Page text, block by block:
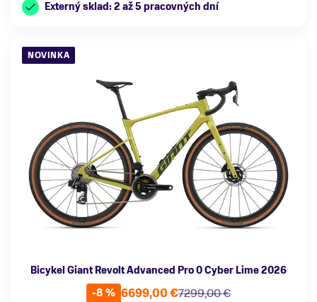
Externý sklad: 2 až 5 pracovných dní
NOVINKA
Bicykel Giant Revolt Advanced Pro 0 Cyber Lime 2026
-8 %
7299,00 €
6699,00 €